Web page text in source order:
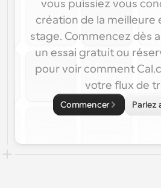
vous puissiez vous
création de la meilleure
stage. Commencez dès
un essai gratuit ou
pour voir comment
votre flux de
Commencer Parlez